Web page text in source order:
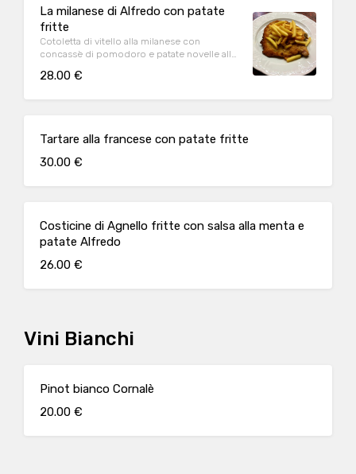
La milanese di Alfredo con patate
fritte
Cotoletta di vitello alla milanese con
concassè di pomodoro e patate novelle alla
28.00 €
Tartare alla francese con patate fritte
30.00 €
Costicine di Agnello fritte con salsa alla menta e
patate Alfredo
26.00 €
Vini Bianchi
Pinot bianco Cornalè
20.00 €